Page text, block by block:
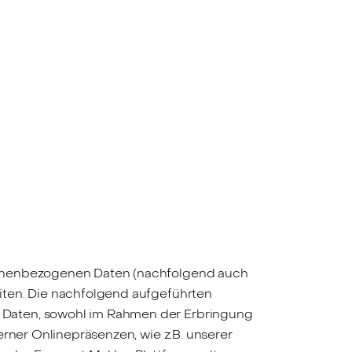
Daten (nachfolgend auch
Die nachfolgend aufgeführten
sowohl im Rahmen der Erbringung
Onlinepräsenzen, wie z.B. unserer